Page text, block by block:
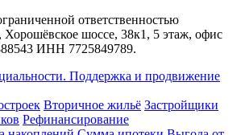
ответственностью
шоссе, 38к1, 5 этаж, офис
ИНН 7725849789.
Поддержка и продвижение
Вторичное жильё Застройщики
Рефинансирование